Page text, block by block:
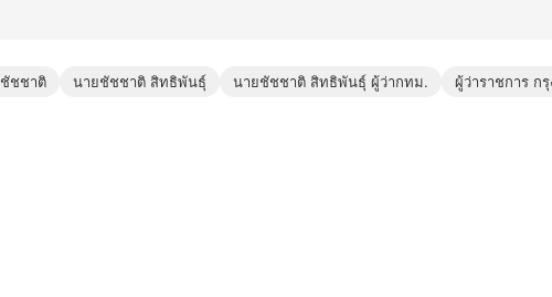
ชัชชาติ นายชัชชาติ สิทธิพันธุ์ นายชัชชาติ สิทธิพันธุ์ ผู้ว่ากทม. ผู้ว่าราชการ ก